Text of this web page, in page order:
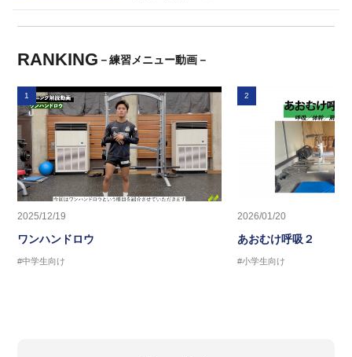
RANKING －練習メニュー動画－
1
2025/12/19
ワンハンドロウ
#中学生向け
2
2026/01/20
あおむけ呼吸２
#小学生向け